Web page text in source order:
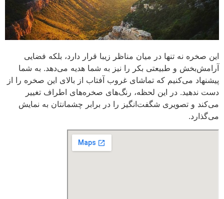
این صخره نه تنها در میان مناظر زیبا قرار دارد، بلکه فضایی
آرامش‌بخش و طبیعتی بکر را نیز به شما هدیه می‌دهد. به شما
پیشنهاد می‌کنیم که تماشای غروب آفتاب از بالای این صخره را از
دست ندهید. در این لحظه، رنگ‌های صخره‌های اطراف تغییر
می‌کند و تصویری شگفت‌انگیز را در برابر چشمانتان به نمایش
می‌گذارد.